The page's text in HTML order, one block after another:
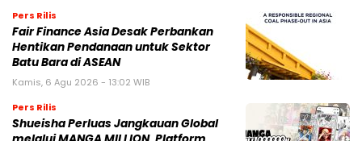
Pers Rilis
Fair Finance Asia Desak Perbankan
Hentikan Pendanaan untuk Sektor
Batu Bara di ASEAN
Kamis, 6 Agu 2026 - 13:02 WIB
Pers Rilis
Shueisha Perluas Jangkauan Global